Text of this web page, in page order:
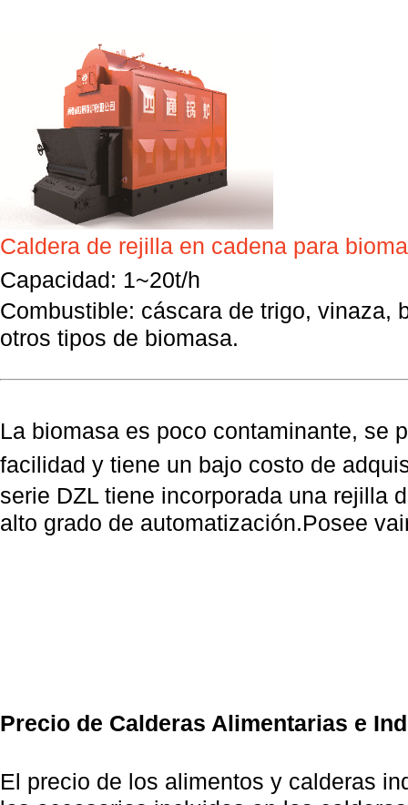
Caldera de rejilla en cadena para
Capacidad: 1~20t/h
Combustible: cáscara de trigo, vinaza,
otros tipos de biomasa.
La biomasa es poco contaminante, se
facilidad y tiene un bajo costo de
serie DZL tiene incorporada una rejilla
alto grado de automatización.Posee
Precio de Calderas Alimentarias e
El precio de los alimentos y calderas